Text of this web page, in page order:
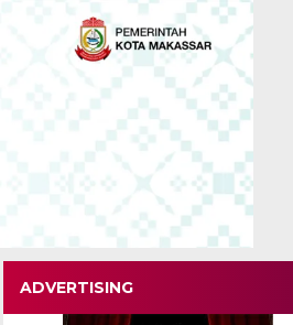
ADVERTISING